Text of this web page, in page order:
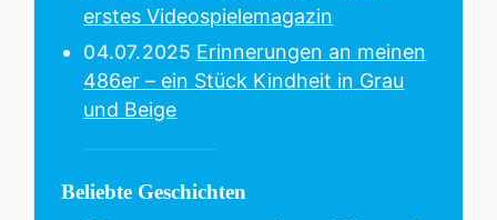
erstes Videospielemagazin
04.07.2025 Erinnerungen an meinen
486er – ein Stück Kindheit in Grau
und Beige
Beliebte Geschichten